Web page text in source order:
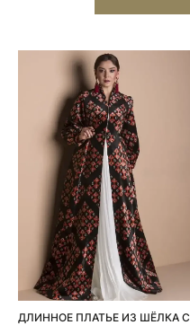
ДЛИННОЕ ПЛАТЬЕ ИЗ ШЁЛКА С